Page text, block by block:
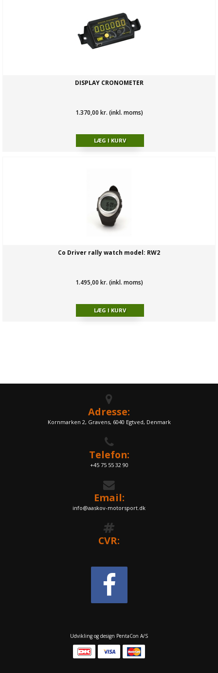
DISPLAY CRONOMETER
1.370,00 kr. (inkl. moms)
Co Driver rally watch model: RW2
1.495,00 kr. (inkl. moms)
Adresse:
Kornmarken 2, Gravens, 6040 Egtved, Denmark
Telefon:
+45 75 55 32 90
Email:
info@aaskov-motorsport.dk
CVR:
Udvikling og design PentaCon A/S